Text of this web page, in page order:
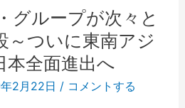
グループが次々と
～ついに東南アジ
本全面進出へ
2月22日 / コメントする